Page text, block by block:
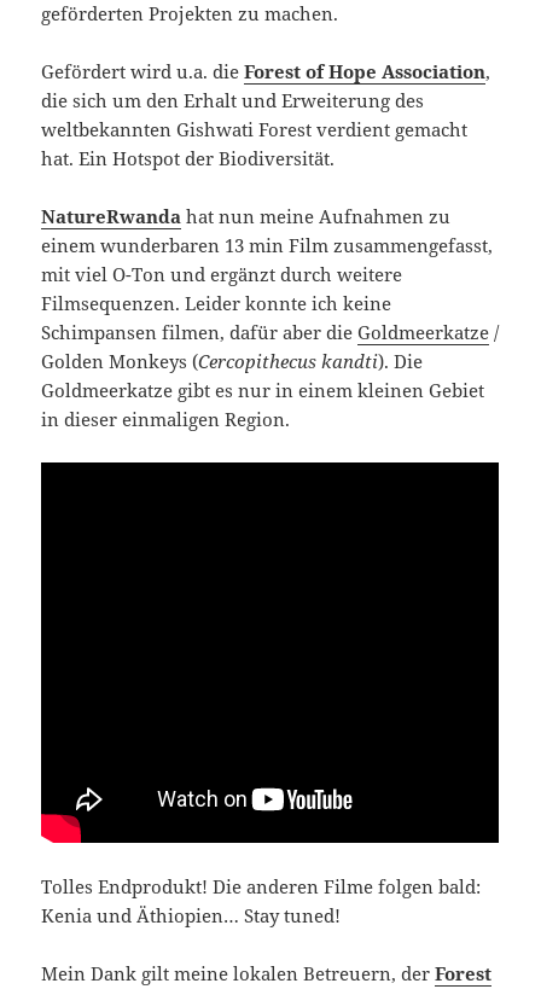
geförderten Projekten zu machen.
Gefördert wird u.a. dieForest of Hope Association,
die sich um den Erhalt und Erweiterung des
weltbekannten Gishwati Forest verdient gemacht
hat. Ein Hotspot der Biodiversität.
NatureRwanda hat nun meine Aufnahmen zu
einem wunderbaren 13 min Film zusammengefasst,
mit viel O-Ton und ergänzt durch weitere
Filmsequenzen. Leider konnte ich keine
Schimpansen filmen, dafür aber dieGoldmeerkatze /
Golden Monkeys (Cercopithecus kandti). Die
Goldmeerkatze gibt es nur in einem kleinen Gebiet
in dieser einmaligen Region.
Tolles Endprodukt! Die anderen Filme folgen bald:
Kenia und Äthiopien… Stay tuned!
Mein Dank gilt meine lokalen Betreuern, derForest